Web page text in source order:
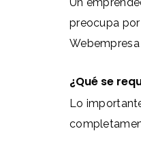
Un
preocupa
¿Qué se
Lo